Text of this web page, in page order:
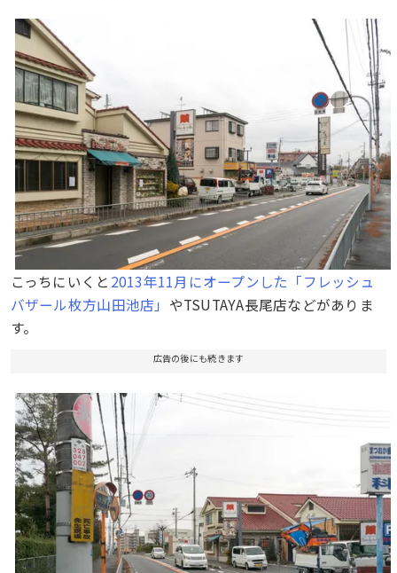
こっちにいくと 2013年11月にオープンした「フレッシュ
バザール枚方山田池店」 やTSUTAYA長尾店などがありま
す。
広告の後にも続きます